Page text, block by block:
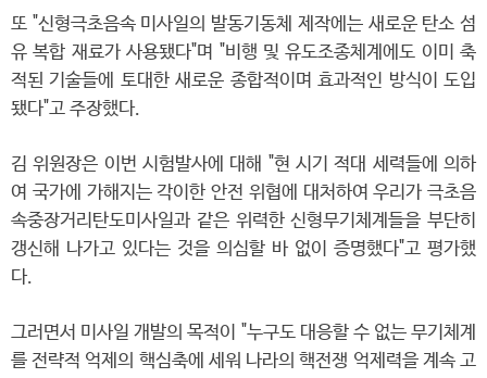
또 "신형극초음속 미사일의 발동기동체 제작에는 새로운 탄소 섬
유 복합 재료가 사용됐다"며 "비행 및 유도조종체계에도 이미 축
적된 기술들에 토대한 새로운 종합적이며 효과적인 방식이 도입
됐다"고 주장했다.
김 위원장은 이번 시험발사에 대해 "현 시기 적대 세력들에 의하
여 국가에 가해지는 각이한 안전 위협에 대처하여 우리가 극초음
속중장거리탄도미사일과 같은 위력한 신형무기체계들을 부단히
갱신해 나가고 있다는 것을 의심할 바 없이 증명했다"고 평가했
다.
그러면서 미사일 개발의 목적이 "누구도 대응할 수 없는 무기체계
를 전략적 억제의 핵심축에 세워 나라의 핵전쟁 억제력을 계속 고